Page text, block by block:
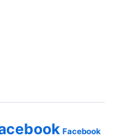
Facebook